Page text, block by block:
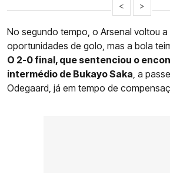
< >
No segundo tempo, o Arsenal voltou
oportunidades de golo, mas a bola
O 2-0 final, que sentenciou o
intermédio de Bukayo Saka, a
Odegaard, já em tempo de